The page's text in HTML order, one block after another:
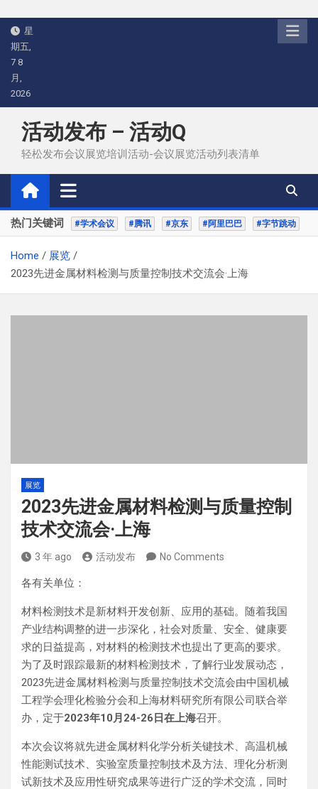
Skip
content
星
期五,
7 8
月,
2026
活动发布 – 活动Q
轻松发布会议展览培训活动-会议展览活动列表清单
热门关键词 #学术会议 #腾讯 #京东 #阿里巴巴 #字节跳动
Home
展览
2023先进金属材料检测与质量控制技术交流会·上海
展览
2023先进金属材料检测与质量控制
技术交流会·上海
3 年 ago 活动发布 No Comments
各有关单位：
材料检测技术是新材料开发创新、应用的基础。随着我国
产业结构调整的进一步深化，社会对质量、安全、健康要
求的日益提高，对材料的检测技术也提出了更高的要求。
为了及时跟踪最新的材料检测技术，了解行业发展动态，
2023先进金属材料检测与质量控制技术交流会由中国机械
工程学会理化检验分会和上海材料研究所有限公司联合举
办，定于2023年10月24-26日在上海召开。
本次会议将就先进金属材料化学分析关键技术、高温机械
性能测试技术、实验室质量控制技术及方法、理化分析测
试新技术及应用性研究成果等进行广泛的学术交流，同时